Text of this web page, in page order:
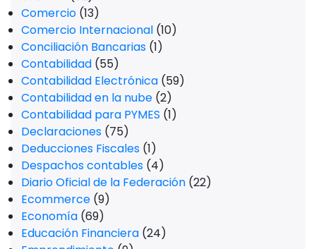
Comercio (13)
Comercio Internacional (10)
Conciliación Bancarias (1)
Contabilidad (55)
Contabilidad Electrónica (59)
Contabilidad en la nube (2)
Contabilidad para PYMES (1)
Declaraciones (75)
Deducciones Fiscales (1)
Despachos contables (4)
Diario Oficial de la Federación (22)
Ecommerce (9)
Economía (69)
Educación Financiera (24)